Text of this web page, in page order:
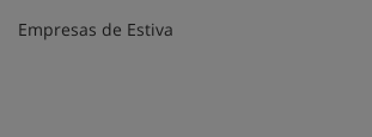
Empresas de Estiva